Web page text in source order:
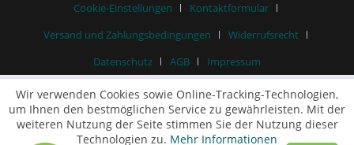
Cookie-Einstellungen
Kontaktformular
Versand und Zahlungsbedingungen
Widerrufsrecht
Datenschutz
AGB Impressum
Wir verwenden Cookies sowie Online-Tracking-Technologien,
um Ihnen den bestmöglichen Service zu gewährleisten. Mit der
weiteren Nutzung der Seite stimmen Sie der Nutzung dieser
Technologien zu. Mehr Informationen